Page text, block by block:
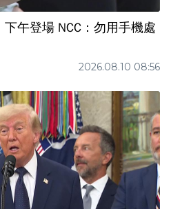
午登場 NCC：勿用手機處
2026.08.10 08:56